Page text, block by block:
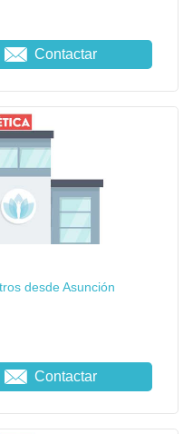
Contactar
desde Asunción
Contactar